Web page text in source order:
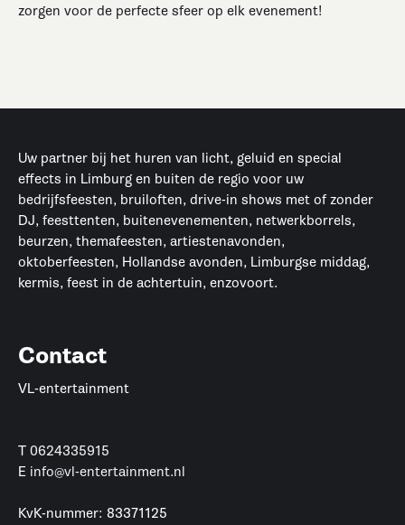
zorgen voor de perfecte sfeer op elk evenement!
Uw partner bij het huren van licht, geluid en special
effects in Limburg en buiten de regio voor uw
bedrijfsfeesten, bruiloften, drive-in shows met of zonder
DJ, feesttenten, buitenevenementen, netwerkborrels,
beurzen, themafeesten, artiestenavonden,
oktoberfeesten, Hollandse avonden, Limburgse middag,
kermis, feest in de achtertuin, enzovoort.
Contact
VL-entertainment
T 0624335915
E info@vl-entertainment.nl
KvK-nummer: 83371125